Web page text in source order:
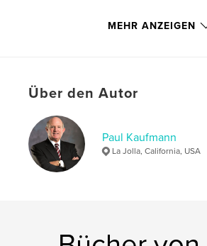
102
Schlüsselwörter
Cambodia
MEHR ANZEIGEN
Über den Autor
Paul Kaufmann
La Jolla, California, USA